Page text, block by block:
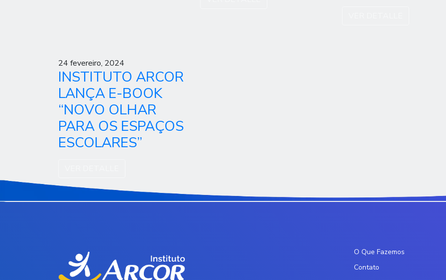
24 fevereiro, 2024
INSTITUTO ARCOR
LANÇA E-BOOK
“NOVO OLHAR
PARA OS ESPAÇOS
ESCOLARES”
O Que Fazemos
Contato